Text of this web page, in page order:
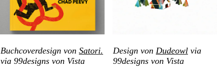
Buchcoverdesign von Satori.
via 99designs von Vista
Design von Dudeowl via
99designs von Vista